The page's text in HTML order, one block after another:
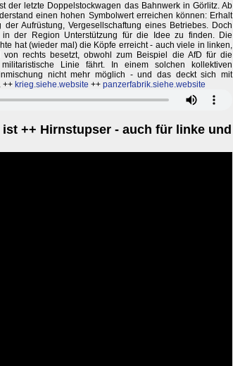
der letzte Doppelstockwagen das Bahnwerk in Görlitz. Ab
einen hohen Symbolwert erreichen können: Erhalt
Aufrüstung, Vergesellschaftung eines Betriebes. Doch
der Region Unterstützung für die Idee zu finden. Die
hat (wieder mal) die Köpfe erreicht - auch viele in linken,
von rechts besetzt, obwohl zum Beispiel die AfD für die
Linie fährt. In einem solchen kollektiven
nicht mehr möglich - und das deckt sich mit
++ krieg.siehe.website ++ panzerfabrik.siehe.website
++ Hirnstupser - auch für linke und